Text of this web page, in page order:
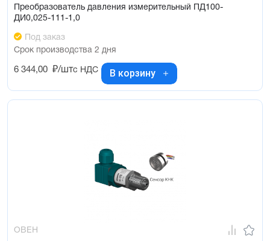
Преобразователь давления измерительный ПД100-
ДИ0,025-111-1,0
Под заказ
Срок производства 2 дня
6 344,00 ₽/штс НДС В корзину
ОВЕН